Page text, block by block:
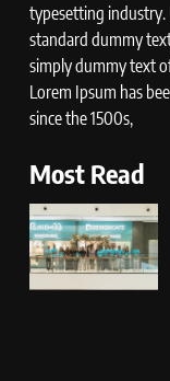
typesetting industry.
standard dummy
simply dummy text
Lorem Ipsum has
since the 1500s,
Most Read